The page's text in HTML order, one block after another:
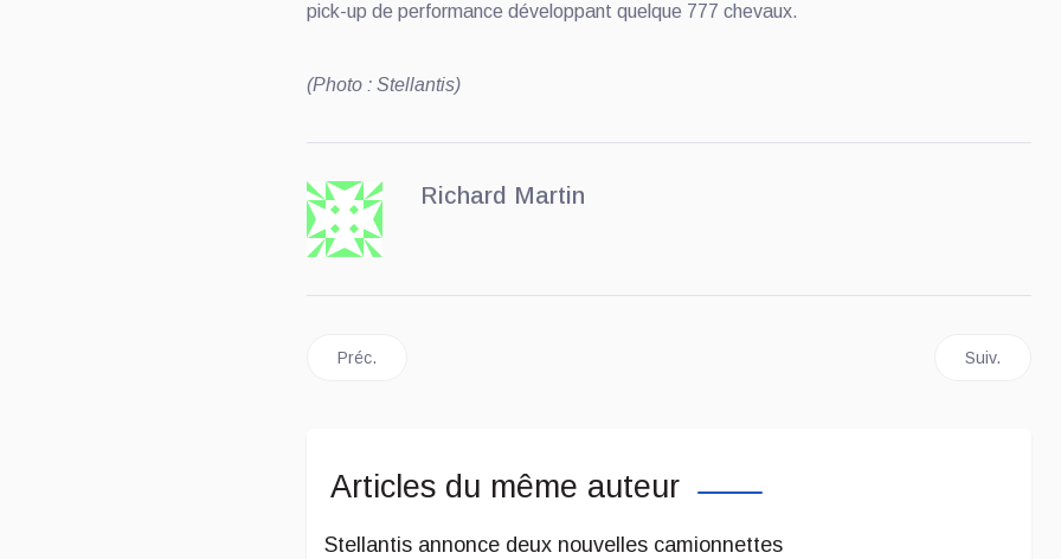
pick-up de performance développant quelque 777 chevaux.
(Photo : Stellantis)
Richard Martin
Article précédent : Lexus dévoile sa nouvelle ES
Préc. Article
Suiv.
Articles du même auteur
Stellantis annonce deux nouvelles camionnettes